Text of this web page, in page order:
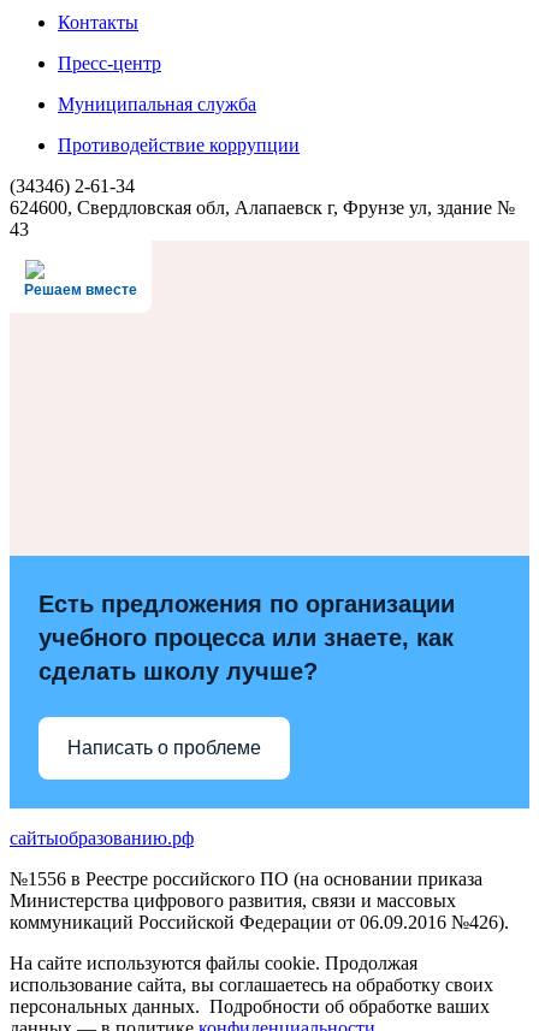
Контакты
Пресс-центр
Муниципальная служба
Противодействие коррупции
(34346) 2-61-34
624600, Свердловская обл, Алапаевск г, Фрунзе ул, здание №
43
Решаем вместе
Есть предложения по организации
учебного процесса или знаете, как
сделать школу лучше?
Написать о проблеме
сайтыобразованию.рф
№1556 в Реестре российского ПО (на основании приказа
Министерства цифрового развития, связи и массовых
коммуникаций Российской Федерации от 06.09.2016 №426).
На сайте используются файлы cookie. Продолжая
использование сайта, вы соглашаетесь на обработку своих
персональных данных. Подробности об обработке ваших